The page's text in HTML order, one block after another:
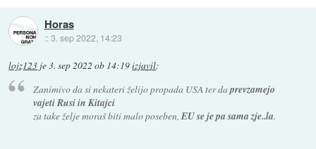
Horas
::3. sep 2022, 14:23
lojz123 je3. sep 2022 ob 14:19izjavil:
Zanimivo da si nekateri želijo propada USA ter daprevzamejo
vajeti Rusi in Kitajci
za take želje moraš biti malo poseben, EU se je pa sama zje..la.